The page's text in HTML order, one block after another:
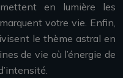
en lumière les
votre vie. Enfin,
le thème astral en
de vie où l’énergie de